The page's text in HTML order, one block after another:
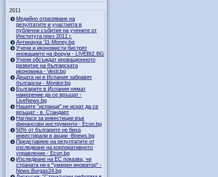
2011
Медийно отразяване на
резултатите и участията в
публични събития на учените от
Института през 2011 г.
Антинаука ‘11-Money.bg
Учени и икономисти бистрят
иновациите на форум - LIVEBIZ.BG
Учени обсъждат иновационното
развитие на българската
икономика - Vesti.bg
Децата ни в Испания забравят
български - Monitor.bg
Българите в Испания нямат
намерение да се връщат -
LiveNews.bg
Нашите "испанци" не искат да се
връщат - в. Стандарт
Нагласи за инвестиции във
финансови инструменти - Econ.bg
50% от българите не биха
инвестирали в акции -Bnews.bg
Представяне на резултатите от
изследване на корпоративното
управление - Econ.bg
Изследване на ЕС показва, че
страната ни е "умерен иноватор" -
News.Burgas24.bg